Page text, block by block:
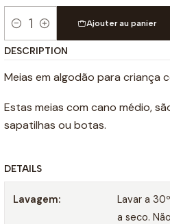
Quantité
Ajouter au panier
DESCRIPTION
Meias em algodão para criança
Estas meias com cano médio,
sapatilhas ou botas.
DETAILS
Lavagem:
Lavar a
a seco.